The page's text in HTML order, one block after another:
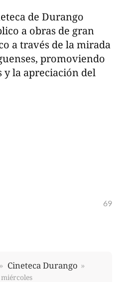
de Durango
a obras de gran
a través de la mirada
promoviendo
y la apreciación del
69
Cineteca Durango